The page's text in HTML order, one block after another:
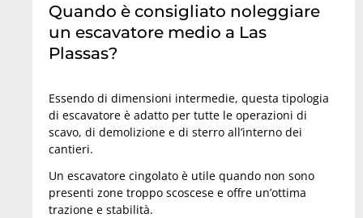
Quando è consigliato noleggiare
un escavatore medio a Las
Plassas?
Essendo di dimensioni intermedie, questa tipologia
di escavatore è adatto per tutte le operazioni di
scavo, di demolizione e di sterro all’interno dei
cantieri.
Un escavatore cingolato è utile quando non sono
presenti zone troppo scoscese e offre un’ottima
trazione e stabilità.